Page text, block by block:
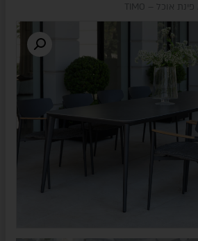
/ פינת אוכל – TIMO